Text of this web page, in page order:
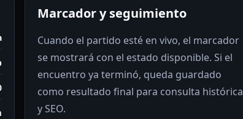
Marcador y seguimiento
Cuando el partido esté en vivo, el marcador
se mostrará con el estado disponible. Si el
encuentro ya terminó, queda guardado
como resultado final para consulta histórica
y SEO.